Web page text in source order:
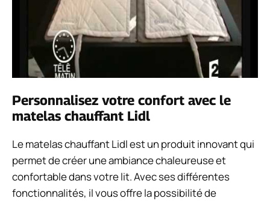
Personnalisez votre confort avec le
matelas chauffant Lidl
Le matelas chauffant Lidl est un produit innovant qui
permet de créer une ambiance chaleureuse et
confortable dans votre lit. Avec ses différentes
fonctionnalités, il vous offre la possibilité de